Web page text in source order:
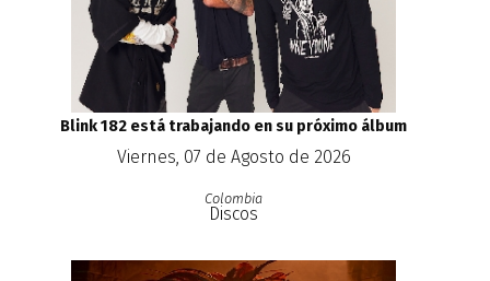
Blink 182 está trabajando en su próximo álbum
Viernes, 07 de Agosto de 2026
Colombia
Discos